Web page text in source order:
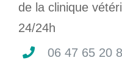
de la clinique
24/24h
06 47 65 20